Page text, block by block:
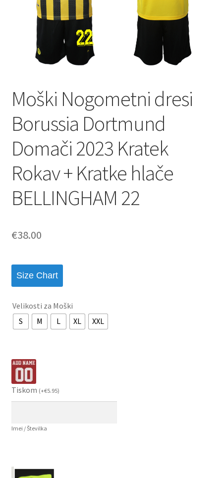
Zaključek nakupa
Moški Nogometni dresi
Borussia Dortmund
Domači 2023 Kratek
Rokav + Kratke hlače
BELLINGHAM 22
€38.00
Size Chart
Velikosti za Moški
S
M L XL XXL
Tiskom (+€5.95)
Imei / Številka